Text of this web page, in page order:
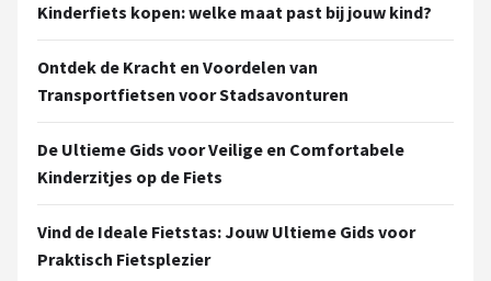
Kinderfiets kopen: welke maat past bij jouw kind?
Ontdek de Kracht en Voordelen van
Transportfietsen voor Stadsavonturen
De Ultieme Gids voor Veilige en Comfortabele
Kinderzitjes op de Fiets
Vind de Ideale Fietstas: Jouw Ultieme Gids voor
Praktisch Fietsplezier